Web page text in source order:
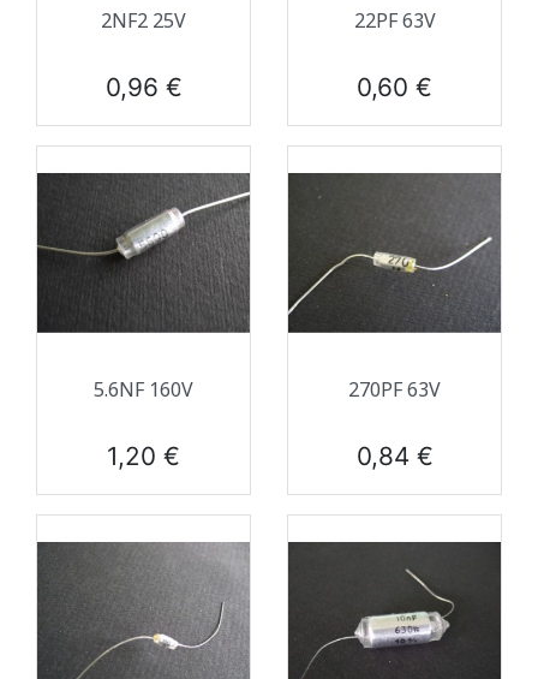
2NF2 25V
Prix
0,96 €
22PF 63V
Prix
0,60 €
5.6NF 160V
Prix
1,20 €
270PF 63V
Prix
0,84 €